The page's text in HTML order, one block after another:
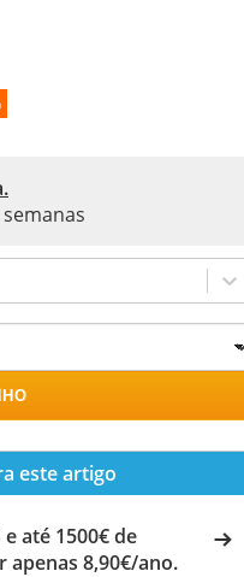
este artigo
e até 1500€ de
apenas 8,90€/ano.